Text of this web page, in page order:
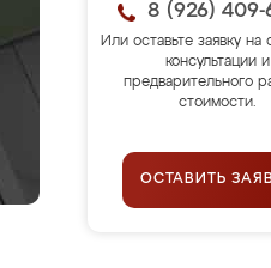
8 (926) 409-
Или оставьте заявку на
консультации и
предварительного
стоимости.
ОСТАВИТЬ